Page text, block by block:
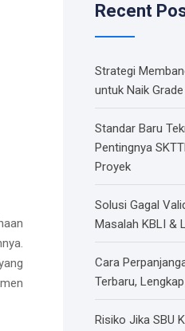
Recent
Strategi
untuk Naik Grade
Standar Baru
Pentingnya
Proyek
Solusi Gagal
Masalah KBLI &
Cara
Terbaru,
Risiko Jika SBU